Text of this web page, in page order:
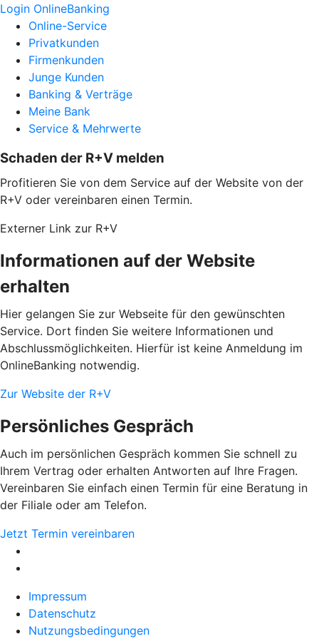
Login OnlineBanking
Online-Service
Privatkunden
Firmenkunden
Junge Kunden
Banking & Verträge
Meine Bank
Service & Mehrwerte
Schaden der R+V melden
Profitieren Sie von dem Service auf der Website von der
R+V oder vereinbaren einen Termin.
Externer Link zur R+V
Informationen auf der Website
erhalten
Hier gelangen Sie zur Webseite für den gewünschten
Service. Dort finden Sie weitere Informationen und
Abschlussmöglichkeiten. Hierfür ist keine Anmeldung im
OnlineBanking notwendig.
Zur Website der R+V
Persönliches Gespräch
Auch im persönlichen Gespräch kommen Sie schnell zu
Ihrem Vertrag oder erhalten Antworten auf Ihre Fragen.
Vereinbaren Sie einfach einen Termin für eine Beratung in
der Filiale oder am Telefon.
Jetzt Termin vereinbaren
Impressum
Datenschutz
Nutzungsbedingungen